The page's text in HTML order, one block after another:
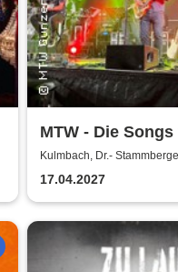
MTW - Die
Kulmbach, Dr.-
17.04.2027